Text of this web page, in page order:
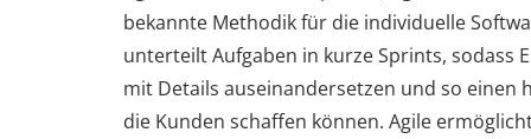
bekannte Methodik für die individuelle
unterteilt Aufgaben in kurze Sprints, sodass
mit Details auseinandersetzen und so einen
die Kunden schaffen können. Agile